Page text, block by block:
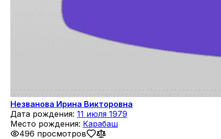
Незванова Ирина Викторовна
Дата рождения: 11 июля 1979
Место рождения: Карабаш
496 просмотров